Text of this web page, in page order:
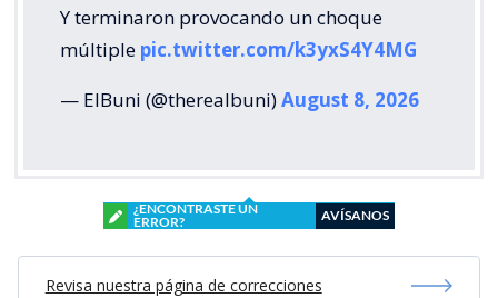
Y terminaron provocando un choque
múltiple pic.twitter.com/k3yxS4Y4MG
— ElBuni (@therealbuni)August 8, 2026
¿ENCONTRASTE UN
ERROR?
AVÍSANOS
Revisa nuestra página de correcciones